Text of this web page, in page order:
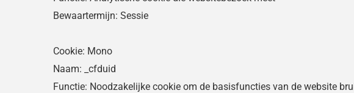
Bewaartermijn: Sessie
Cookie: Mono
Naam: _cfduid
Functie: Noodzakelijke cookie om de basisfuncties van de website